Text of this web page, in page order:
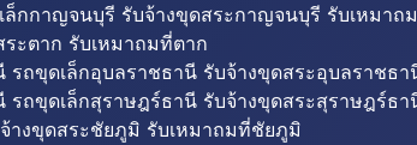
กกาญจนบุรี รับจ้างขุดสระกาญจนบุรี รับเหมาถ
ะตาก รับเหมาถมที่ตาก
ถขุดเล็กอุบลราชธานี รับจ้างขุดสระอุบลราชธ
ถขุดเล็กสุราษฎร์ธานี รับจ้างขุดสระสุราษฎร์ธ
างขุดสระชัยภูมิ รับเหมาถมที่ชัยภูมิ